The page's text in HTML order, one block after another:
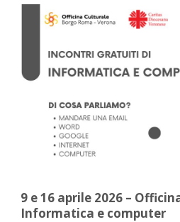
9 e 16 aprile 2026 –
Informatica e computer